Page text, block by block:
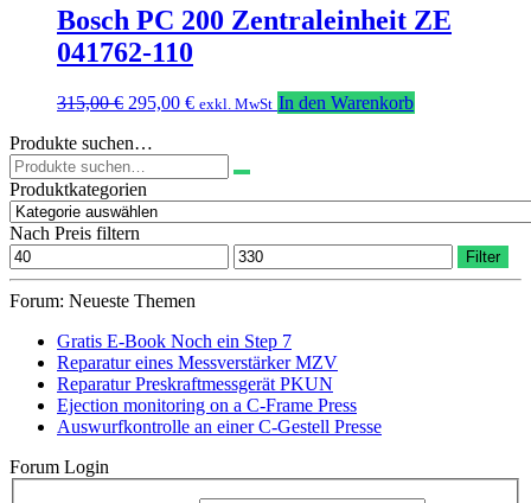
105,00 €85,00 €.
Bosch PC 200 Zentraleinheit ZE
041762-110
315,00€ Ursprünglicher
war:
315,00 €
295,00 €Aktueller
295,00 €.
exkl. MwSt In den Warenkorb
Produkte suchen…
Suchen
nach:
Produktkategorien
Nach Preis filtern
Min.
Preis
Max.
Preis
Filter
Forum: Neueste Themen
Gratis E-Book Noch ein Step 7
Reparatur eines Messverstärker MZV
Reparatur Preskraftmessgerät PKUN
Ejection monitoring on a C-Frame Press
Auswurfkontrolle an einer C-Gestell Presse
Forum Login